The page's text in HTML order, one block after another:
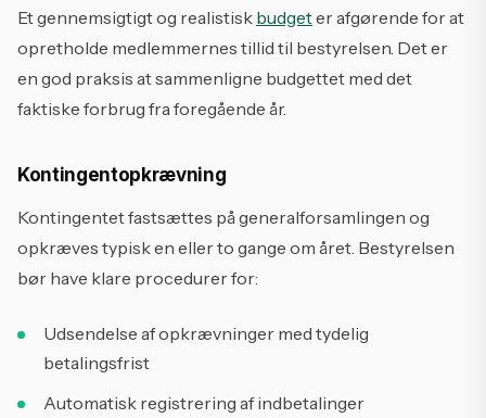
Et gennemsigtigt og realistisk budgeter afgørende for at
opretholde medlemmernes tillid til bestyrelsen. Det er
en god praksis at sammenligne budgettet med det
faktiske forbrug fra foregående år.
Kontingentopkrævning
Kontingentet fastsættes på generalforsamlingen og
opkræves typisk en eller to gange om året. Bestyrelsen
bør have klare procedurer for:
Udsendelse af opkrævninger med tydelig
betalingsfrist
Automatisk registrering af indbetalinger